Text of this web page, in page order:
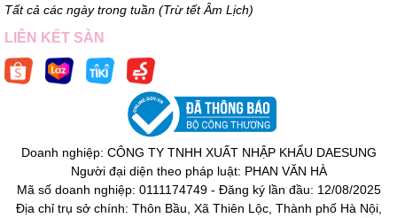
Tất cả các ngày trong tuần (Trừ tết Âm Lịch)
LIÊN KẾT SÀN
Doanh nghiệp: CÔNG TY TNHH XUẤT NHẬP KHẨU DAESUNG
Người đại diện theo pháp luật: PHAN VĂN HÀ
Mã số doanh nghiệp: 0111174749 - Đăng ký lần đầu: 12/08/2025
Địa chỉ trụ sở chính: Thôn Bầu, Xã Thiên Lộc, Thành phố Hà Nội,